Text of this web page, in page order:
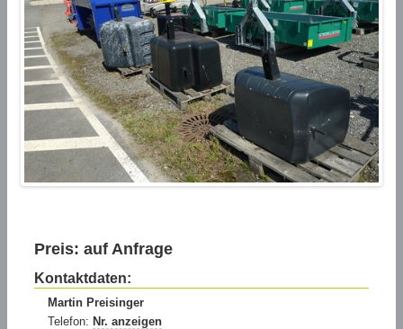
Preis: auf Anfrage
Kontaktdaten:
Martin Preisinger
Telefon: Nr. anzeigen